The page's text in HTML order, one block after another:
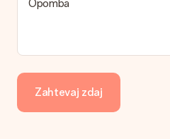
našo službo za pomoč strankam,
Ali je račun poslan skupaj z
potrditvenem e-poštnem
v svojem računu MySurprise. To
dostavite neposredno
Opomba
Zahtevaj zdaj